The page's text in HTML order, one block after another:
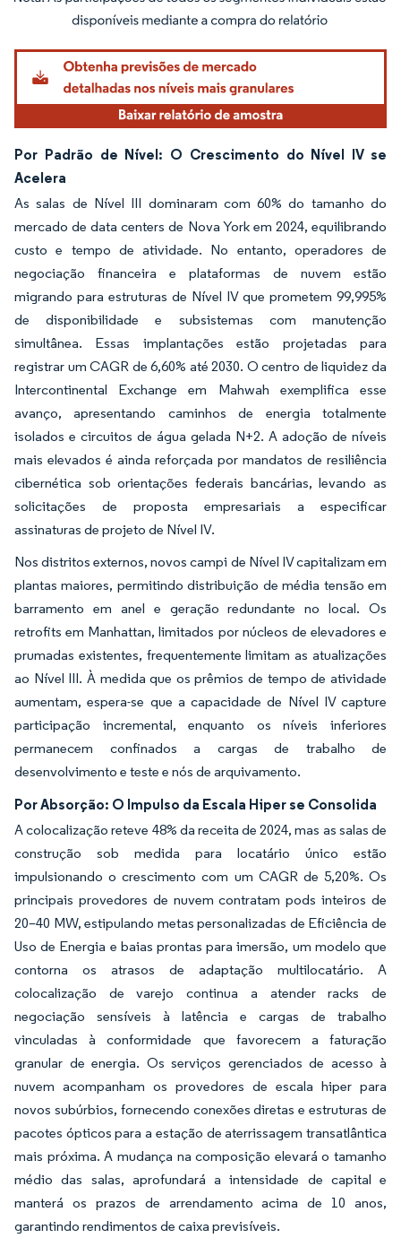
Imagem © Mordor Intelligence. O reuso requer atribuição conforme CC BY 4.0.
Por Padrão de Nível: O Crescimento do Nível IV se
Acelera
As salas de Nível III dominaram com 60% do tamanho do
mercado de data centers de Nova York em 2024, equilibrando
custo e tempo de atividade. No entanto, operadores de
negociação financeira e plataformas de nuvem estão
migrando para estruturas de Nível IV que prometem 99,995%
de disponibilidade e subsistemas com manutenção
simultânea. Essas implantações estão projetadas para
registrar um CAGR de 6,60% até 2030. O centro de liquidez da
Intercontinental Exchange em Mahwah exemplifica esse
avanço, apresentando caminhos de energia totalmente
isolados e circuitos de água gelada N+2. A adoção de níveis
mais elevados é ainda reforçada por mandatos de resiliência
cibernética sob orientações federais bancárias, levando as
solicitações de proposta empresariais a especificar
assinaturas de projeto de Nível IV.
Nos distritos externos, novos campi de Nível IV capitalizam em
plantas maiores, permitindo distribuição de média tensão em
barramento em anel e geração redundante no local. Os
retrofits em Manhattan, limitados por núcleos de elevadores e
prumadas existentes, frequentemente limitam as atualizações
ao Nível III. À medida que os prêmios de tempo de atividade
aumentam, espera-se que a capacidade de Nível IV capture
participação incremental, enquanto os níveis inferiores
permanecem confinados a cargas de trabalho de
desenvolvimento e teste e nós de arquivamento.
Por Absorção: O Impulso da Escala Hiper se Consolida
A colocalização reteve 48% da receita de 2024, mas as salas de
construção sob medida para locatário único estão
impulsionando o crescimento com um CAGR de 5,20%. Os
principais provedores de nuvem contratam pods inteiros de
20–40 MW, estipulando metas personalizadas de Eficiência de
Uso de Energia e baias prontas para imersão, um modelo que
contorna os atrasos de adaptação multilocatário. A
colocalização de varejo continua a atender racks de
negociação sensíveis à latência e cargas de trabalho
vinculadas à conformidade que favorecem a faturação
granular de energia. Os serviços gerenciados de acesso à
nuvem acompanham os provedores de escala hiper para
novos subúrbios, fornecendo conexões diretas e estruturas de
pacotes ópticos para a estação de aterrissagem transatlântica
mais próxima. A mudança na composição elevará o tamanho
médio das salas, aprofundará a intensidade de capital e
manterá os prazos de arrendamento acima de 10 anos,
garantindo rendimentos de caixa previsíveis.